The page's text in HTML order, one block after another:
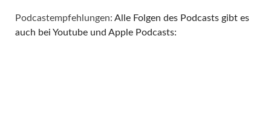
Podcastempfehlungen: Alle Folgen des Podcasts gibt es
auch bei Youtube und Apple Podcasts: